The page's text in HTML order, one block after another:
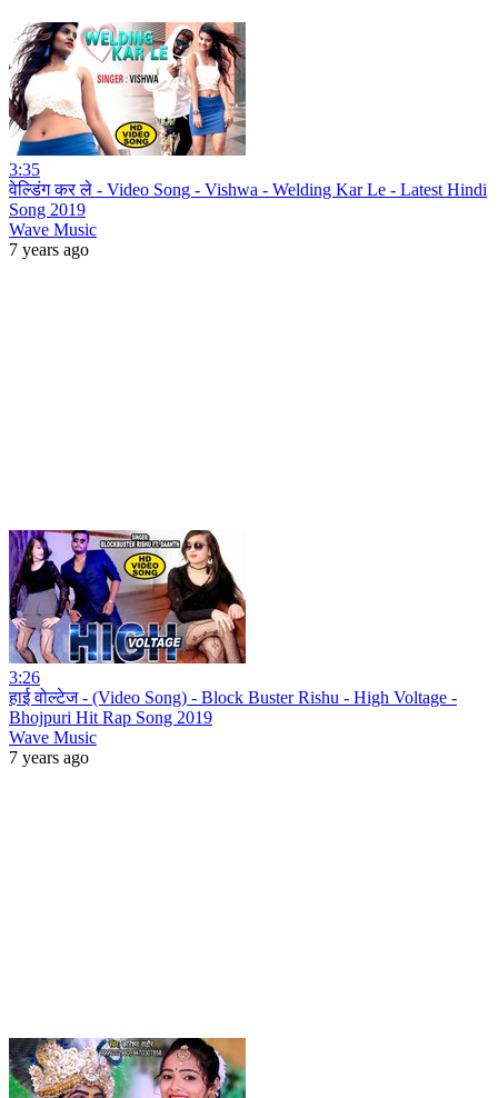
3:35
वेल्डिंग कर ले - Video Song - Vishwa - Welding Kar Le - Latest Hindi
Song 2019
Wave Music
7 years ago
3:26
हाई वोल्टेज - (Video Song) - Block Buster Rishu - High Voltage -
Bhojpuri Hit Rap Song 2019
Wave Music
7 years ago